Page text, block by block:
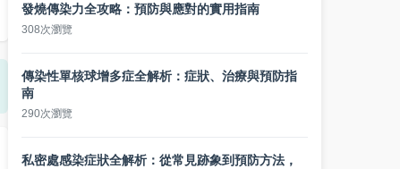
發燒傳染力全攻略：預防與應對的實用指南
308次瀏覽
傳染性單核球增多症全解析：症狀、治療與預防指
南
290次瀏覽
私密處感染症狀全解析：從常見跡象到預防方法，